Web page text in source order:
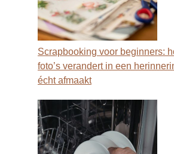
Scrapbooking voor beginners:
foto’s verandert in een
écht afmaakt